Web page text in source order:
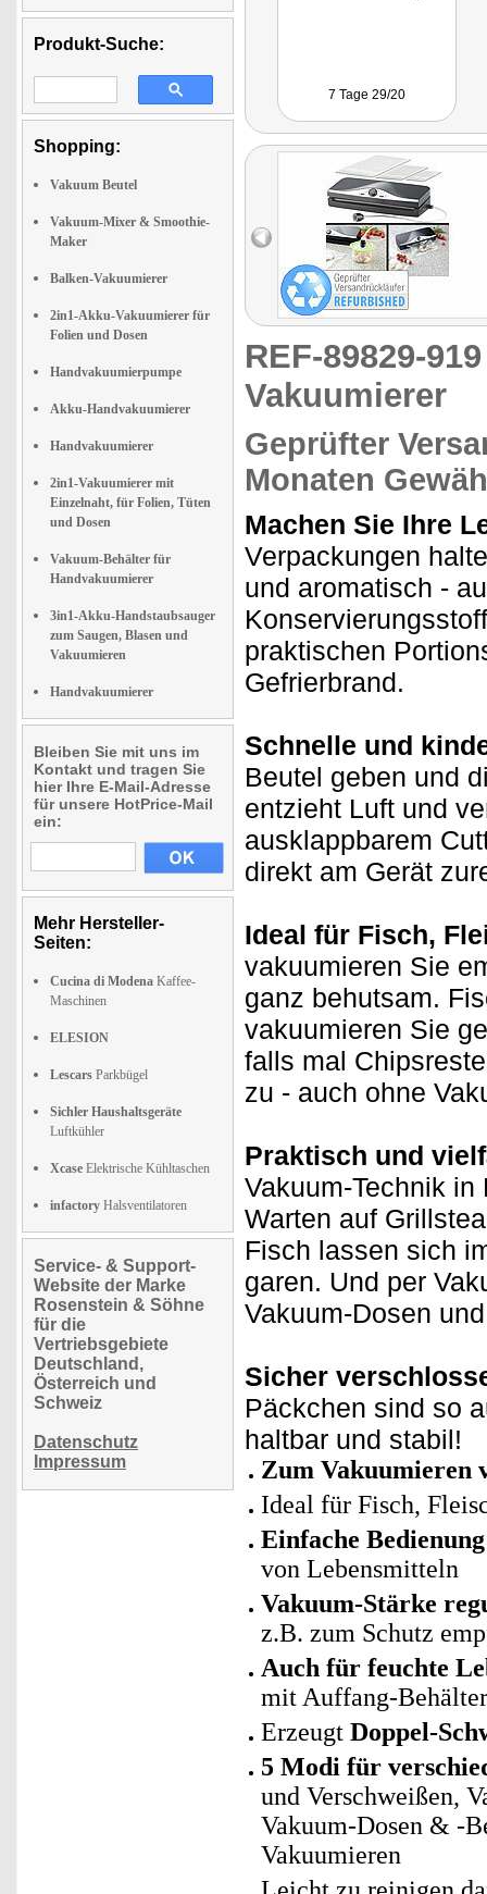
Produkt-Suche:
Shopping:
Vakuum Beutel
Vakuum-Mixer & Smoothie-
Maker
Balken-Vakuumierer
2in1-Akku-Vakuumierer für
Folien und Dosen
Handvakuumierpumpe
Akku-Handvakuumierer
Handvakuumierer
2in1-Vakuumierer mit
Einzelnaht, für Folien, Tüten
und Dosen
Vakuum-Behälter für
Handvakuumierer
3in1-Akku-Handstaubsauger
zum Saugen, Blasen und
Vakuumieren
Handvakuumierer
Bleiben Sie mit uns im
Kontakt und tragen Sie
hier Ihre E-Mail-Adresse
für unsere HotPrice-Mail
ein:
Mehr Hersteller-
Seiten:
Cucina di Modena Kaffee-
Maschinen
ELESION
Lescars Parkbügel
Sichler Haushaltsgeräte
Luftkühler
Xcase Elektrische Kühltaschen
infactory Halsventilatoren
Service- & Support-
Website der Marke
Rosenstein & Söhne
für die
Vertriebsgebiete
Deutschland,
Österreich und
Schweiz
Datenschutz
Impressum
7 Tage 29/20
REF-89829-
Vakuumierer
Geprüfter
Monaten
Machen Sie Ihre
Verpackungen
und aromatisch -
praktischen
Gefrierbrand.
Schnelle und
Beutel geben und
entzieht Luft und
ausklappbarem
direkt am Gerät
Ideal für Fisch,
vakuumieren Sie
ganz behutsam.
vakuumieren Sie
falls mal
zu - auch ohne
Praktisch und
Vakuum-Technik
Warten auf
Fisch lassen sich
garen. Und per
Vakuum-Dosen
Sicher
Päckchen sind so
haltbar und stabil!
Zum Vakuumieren
Ideal für Fisch,
Einfache
von Lebensmitteln
Vakuum-Stärke
z.B. zum Schutz
Auch für feuchte
mit Auffang-Behälter
Erzeugt Doppel-
5 Modi für
und Verschweißen,
Vakuum-Dosen & -
Vakuumieren